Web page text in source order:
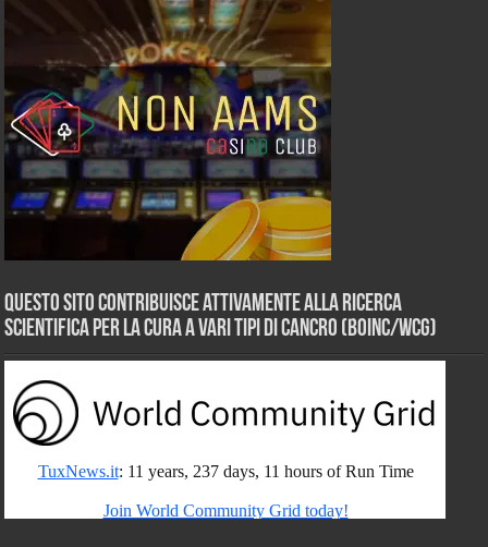
Questo sito contribuisce attivamente alla ricerca
scientifica per la cura a vari tipi di Cancro (BOINC/WCG)